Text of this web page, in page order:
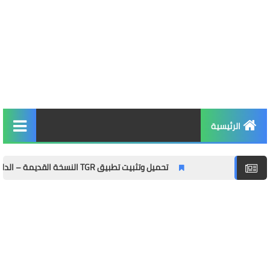
الرئيسية
تحميل وتثبيت تطبيق TGR النسخة القديمة – الدليل الشامل مع المميزات وطريقة التثبيت خطوة بخطوة